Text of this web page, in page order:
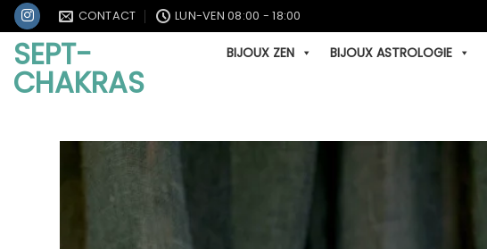
Passer
au
contenu
CONTACT LUN-VEN 08:00 - 18:00
SEPT-
CHAKRAS
BIJOUX ZEN BIJOUX ASTROLOGIE